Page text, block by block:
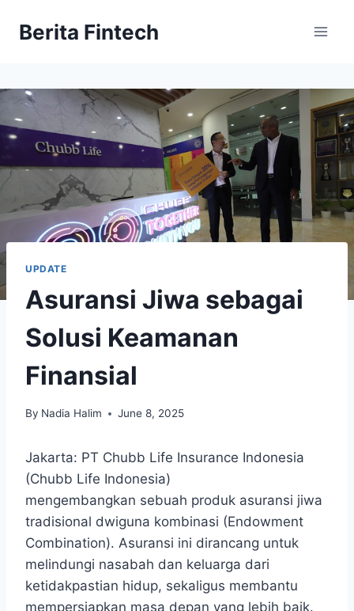
Berita Fintech
UPDATE
Asuransi Jiwa sebagai
Solusi Keamanan
Finansial
By Nadia Halim June 8, 2025
Jakarta: PT Chubb Life Insurance Indonesia
(Chubb Life Indonesia)
mengembangkan sebuah produk asuransi jiwa
tradisional dwiguna kombinasi (Endowment
Combination). Asuransi ini dirancang untuk
melindungi nasabah dan keluarga dari
ketidakpastian hidup, sekaligus membantu
mempersiapkan masa depan yang lebih baik.